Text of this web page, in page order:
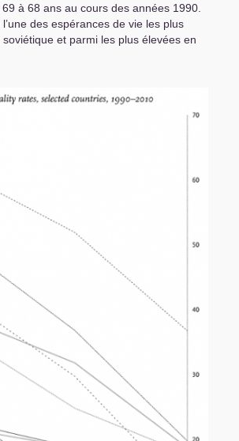
à 68 ans au cours des années 1990.
des espérances de vie les plus
soviétique et parmi les plus élevées en